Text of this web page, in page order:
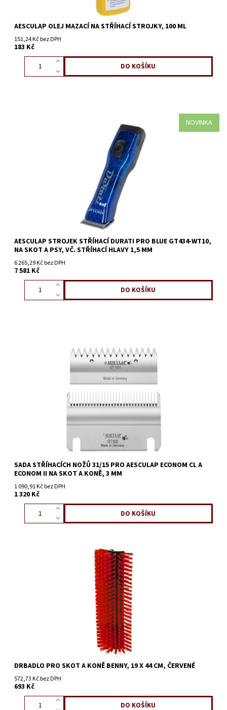
AESCULAP OLEJ MAZACÍ NA STŘÍHACÍ STROJKY, 100 ML
151,24 Kč bez DPH
183 Kč
NOVINKA
AESCULAP STROJEK STŘÍHACÍ DURATI PRO BLUE GT434-WT10,
NA SKOT A PSY, VČ. STŘÍHACÍ HLAVY 1,5 MM
6 265,29 Kč bez DPH
7 581 Kč
SADA STŘÍHACÍCH NOŽŮ 31/15 PRO AESCULAP ECONOM CL A
ECONOM II NA SKOT A KONĚ, 3 MM
1 090,91 Kč bez DPH
1 320 Kč
DRBADLO PRO SKOT A KONĚ BENNY, 19 X 44 CM, ČERVENÉ
572,73 Kč bez DPH
693 Kč